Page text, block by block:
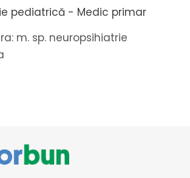
pediatrică - Medic primar
m. sp. neuropsihiatrie